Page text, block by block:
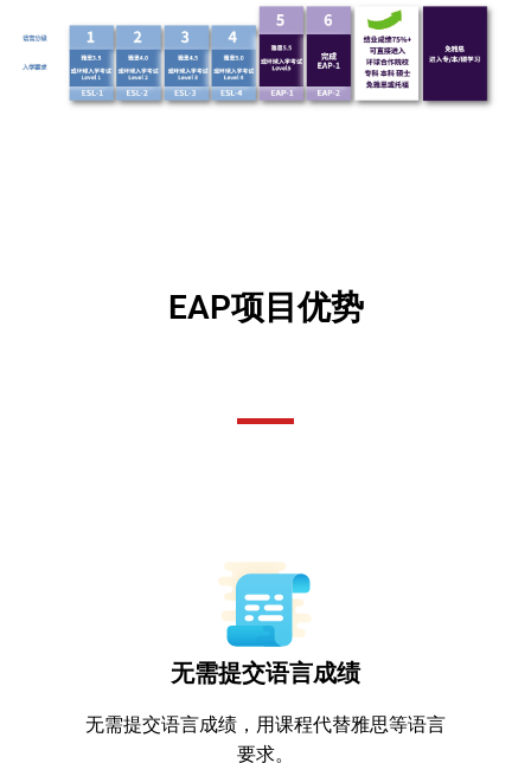
EAP项目优势
无需提交语言成绩
无需提交语言成绩，用课程代替雅思等语言
要求。